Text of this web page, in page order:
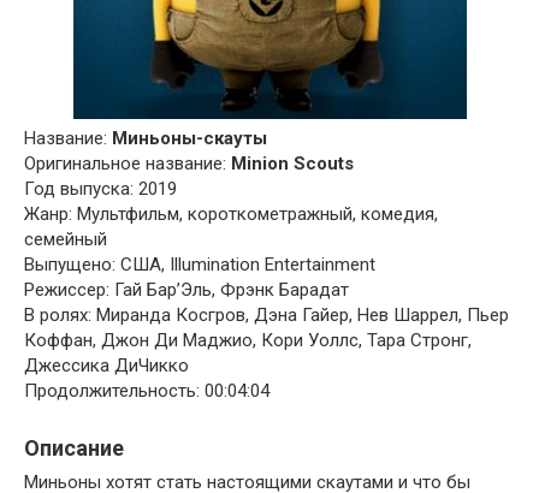
Название: Миньоны-скауты
Оригинальное название: Minion Scouts
Год выпуска: 2019
Жанр: Мультфильм, короткометражный, комедия,
семейный
Выпущено: США, Illumination Entertainment
Режиссер: Гай Бар’Эль, Фрэнк Барадат
В ролях: Миранда Косгров, Дэна Гайер, Нев Шаррел, Пьер
Коффан, Джон Ди Маджио, Кори Уоллс, Тара Стронг,
Джессика ДиЧикко
Продолжительность: 00:04:04
Описание
Миньоны хотят стать настоящими скаутами и что бы